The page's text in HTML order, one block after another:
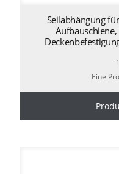
Seilabhängung
Eine